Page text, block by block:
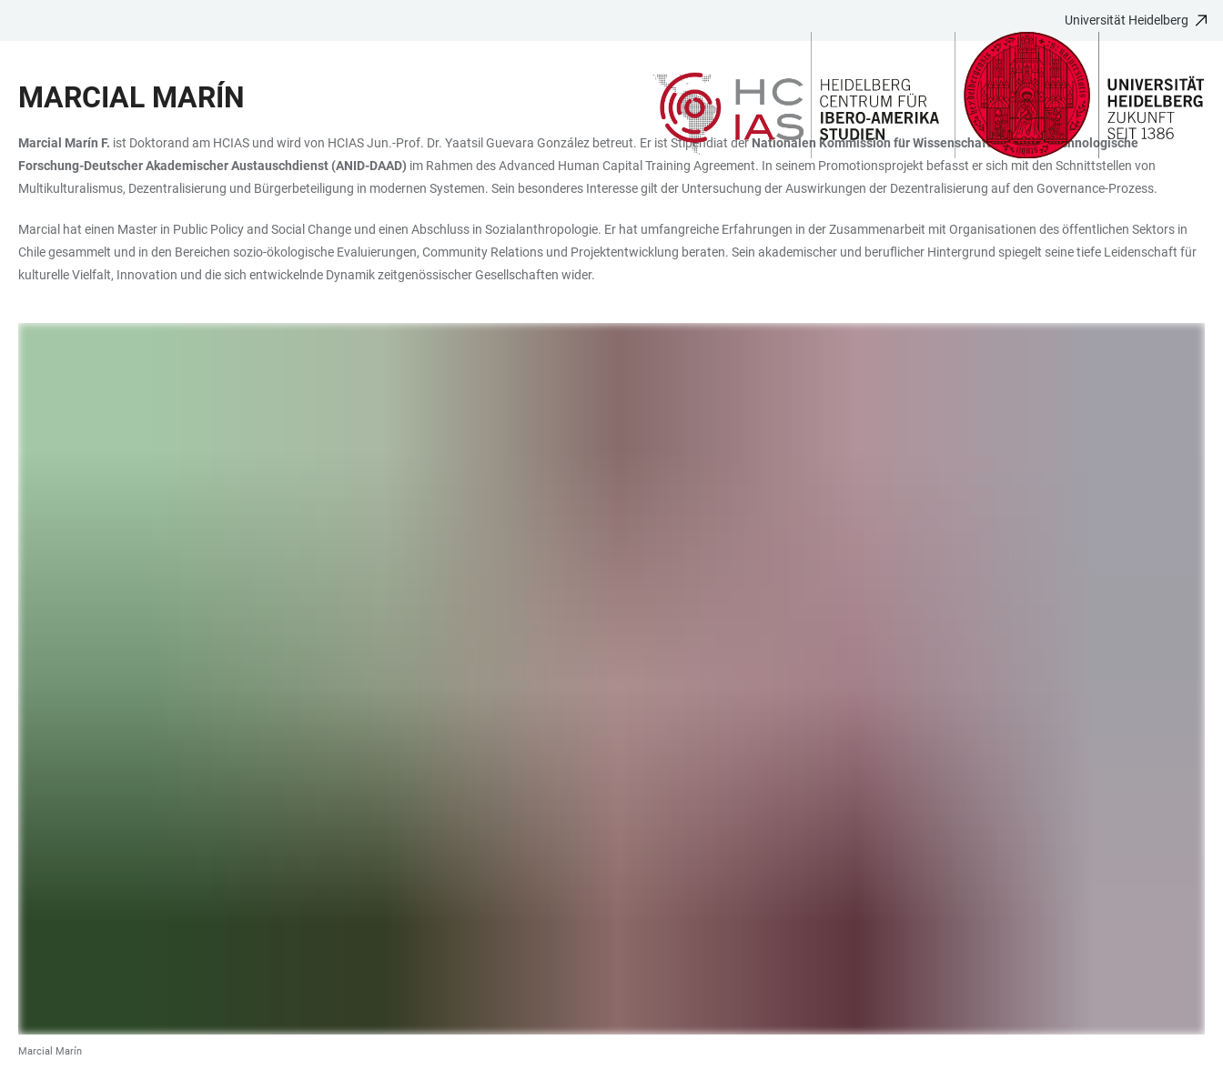
BARRIEREFREIHEIT
Universität Heidelberg
MARCIAL MARÍN
Marcial Marín F. ist Doktorand am HCIAS und wird von HCIAS Jun.-Prof. Dr. Yaatsil Guevara González betreut. Er ist Stipendiat derNationalen Kommission für Wissenschaftliche und Technologische
Forschung-Deutscher Akademischer Austauschdienst (ANID-DAAD) im Rahmen des Advanced Human Capital Training Agreement. In seinem Promotionsprojekt befasst er sich mit den Schnittstellen von
Multikulturalismus, Dezentralisierung und Bürgerbeteiligung in modernen Systemen. Sein besonderes Interesse gilt der Untersuchung der Auswirkungen der Dezentralisierung auf den Governance-Prozess.
Marcial hat einen Master in Public Policy and Social Change und einen Abschluss in Sozialanthropologie. Er hat umfangreiche Erfahrungen in der Zusammenarbeit mit Organisationen des öffentlichen Sektors in
Chile gesammelt und in den Bereichen sozio-ökologische Evaluierungen, Community Relations und Projektentwicklung beraten. Sein akademischer und beruflicher Hintergrund spiegelt seine tiefe Leidenschaft für
kulturelle Vielfalt, Innovation und die sich entwickelnde Dynamik zeitgenössischer Gesellschaften wider.
Marcial Marín